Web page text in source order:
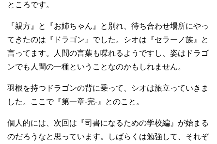
ところです。
『親方』と『お姉ちゃん』と別れ、待ち合わせ場所にやっ
てきたのは『ドラゴン』でした。シオは『セラーノ族』と
言ってます。人間の言葉も喋れるようですし、姿はドラゴ
ンでも人間の一種ということなのかもしれません。
羽根を持つドラゴンの背に乗って、シオは旅立っていきま
した。ここで『第一章-完-』とのこと。
個人的には、次回は『司書になるための学校編』が始まる
のだろうなと思っています。しばらくは勉強して、それぞ